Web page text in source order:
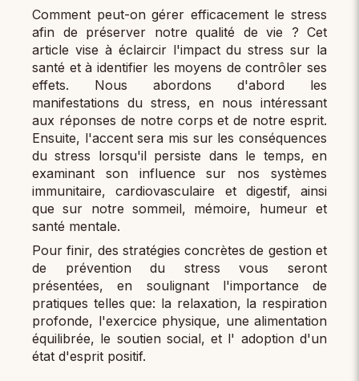
Comment peut-on gérer efficacement le stress
afin de préserver notre qualité de vie ? Cet
article vise à éclaircir l'impact du stress sur la
santé et à identifier les moyens de contrôler ses
effets. Nous abordons d'abord les
manifestations du stress, en nous intéressant
aux réponses de notre corps et de notre esprit.
Ensuite, l'accent sera mis sur les conséquences
du stress lorsqu'il persiste dans le temps, en
examinant son influence sur nos systèmes
immunitaire, cardiovasculaire et digestif, ainsi
que sur notre sommeil, mémoire, humeur et
santé mentale.
Pour finir, des stratégies concrètes de gestion et
de prévention du stress vous seront
présentées, en soulignant l'importance de
pratiques telles que: la relaxation, la respiration
profonde, l'exercice physique, une alimentation
équilibrée, le soutien social, et l' adoption d'un
état d'esprit positif.